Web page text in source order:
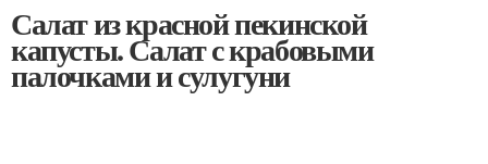
Салат из красной пекинской
капусты. Салат с крабовыми
палочками и сулугуни